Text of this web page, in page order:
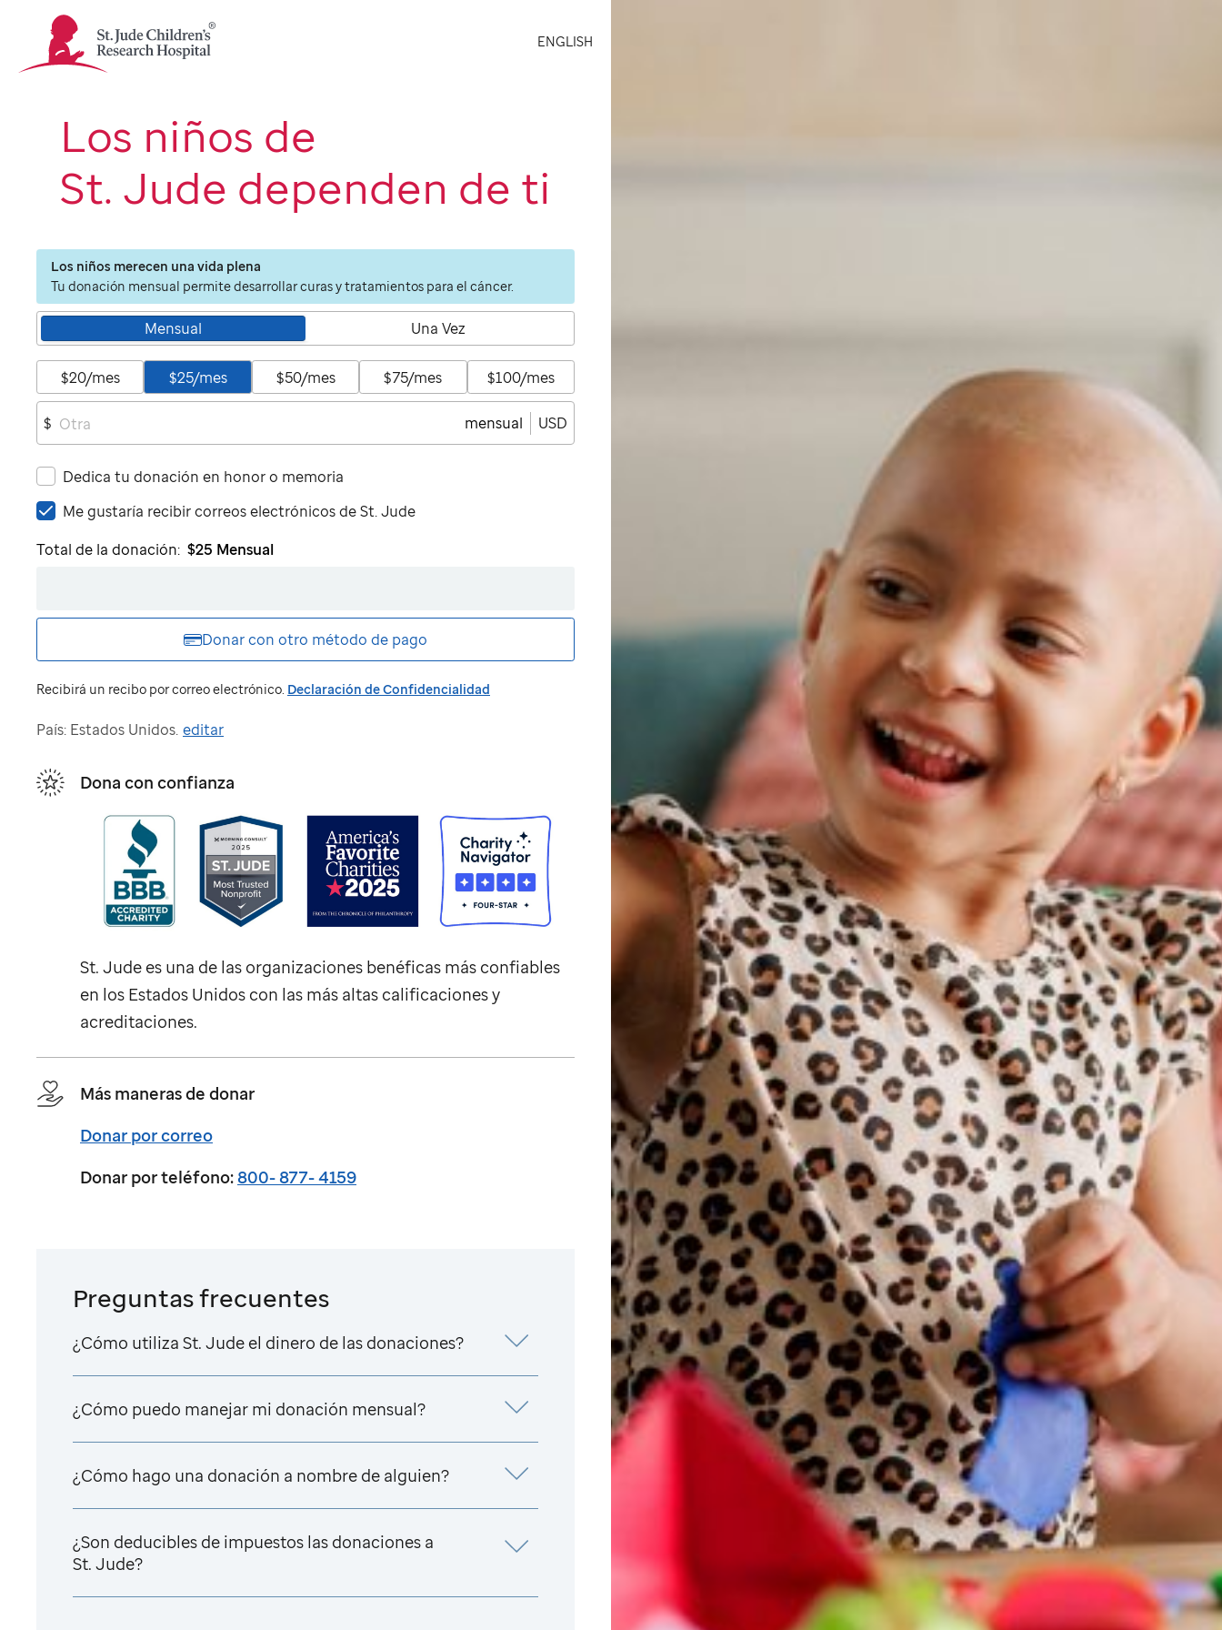
Jude
Children's
ENGLISH
Los niños de
St. Jude dependen de ti
Los niños merecen una vida plena
Tu donación mensual permite desarrollar curas y tratamientos para el cáncer.
Mensual Una Vez
$20/mes $25/mes $50/mes $75/mes $100/mes
$ mensual USD
Dedica tu donación en honor o memoria
Me
recibir
Me gustaría recibir correos electrónicos deSt. Jude
Total de la donación: $25 Mensual
Donar con otro método de pago
Recibirá un recibo por correo electrónico. Declaración de Confidencialidad
País: Estados Unidos. editar
Dona con confianza
St. Jude es una de las organizaciones benéficas más confiables
en los Estados Unidos con las más altas calificaciones y
acreditaciones.
Más maneras de donar
Donar por correo
Donar por teléfono:800- 877- 4159
Preguntas frecuentes
¿Cómo utiliza St. Jude el dinero de las donaciones?
¿Cómo puedo manejar mi donación mensual?
¿Cómo hago una donación a nombre de alguien?
¿Son deducibles de impuestos las donaciones a
St. Jude?